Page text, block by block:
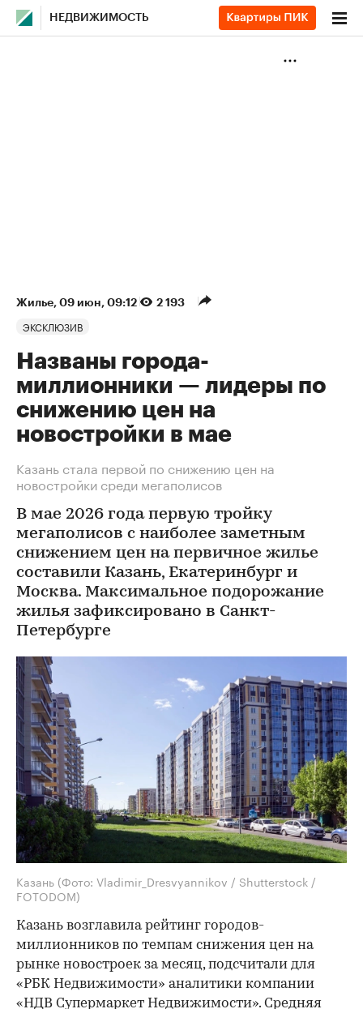
НЕДВИЖИМОСТЬ
Жилье⁠, 09 июн, 09:12 2 193
ЭКСКЛЮЗИВ
Названы города-
миллионники — лидеры по
снижению цен на
новостройки в мае
Казань стала первой по снижению цен на
новостройки среди мегаполисов
В мае 2026 года первую тройку
мегаполисов с наиболее заметным
снижением цен на первичное жилье
составили Казань, Екатеринбург и
Москва. Максимальное подорожание
жилья зафиксировано в Санкт-
Петербурге
Казань (Фото: Vladimir_Dresvyannikov / Shutterstock /
FOTODOM)
Казань возглавила рейтинг городов-
миллионников по темпам снижения цен на
рынке новостроек за месяц, подсчитали для
«РБК Недвижимости» аналитики компании
«НДВ Супермаркет Недвижимости». Средняя